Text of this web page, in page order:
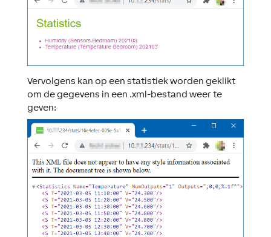
Vervolgens kan op een statistiek worden geklikt
om de gegevens in een .xml-bestand weer te
geven: